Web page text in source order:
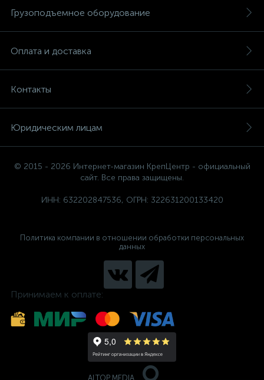
Грузоподъемное оборудование
Оплата и доставка
Контакты
Юридическим лицам
© 2015 - 2026 Интернет-магазин КрепЦентр - официальный
сайт. Все права защищены.
ИНН: 632202847536, ОГРН: 322631200133420
Политика компании в отношении обработки персональных
данных
Принимаем к оплате:
ALTOP MEDIA